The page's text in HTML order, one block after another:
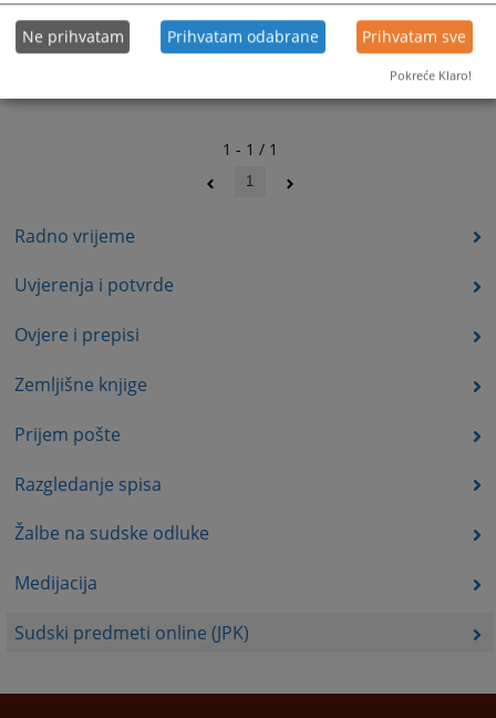
Radno vrijeme
Uvjerenja i potvrde
Ovjere i prepisi
Zemljišne knjige
Prijem pošte
Razgledanje spisa
Žalbe na sudske odluke
Medijacija
Sudski predmeti online (JPK)
1 - 1 / 1
1
Ne prihvatam Prihvatam odabrane Prihvatam sve
Pokreće Klaro!